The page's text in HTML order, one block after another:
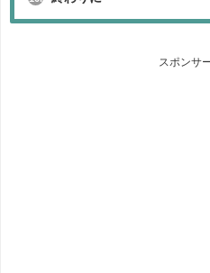
スポンサ